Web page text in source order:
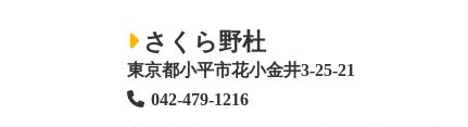
さくら野杜
東京都小平市花小金井3-25-21
042-479-1216